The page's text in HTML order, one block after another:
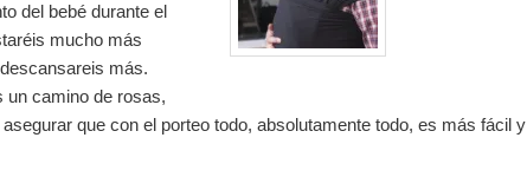
del bebé durante el
mucho más
más.
un camino de rosas,
que con el porteo todo, absolutamente todo, es más fácil y